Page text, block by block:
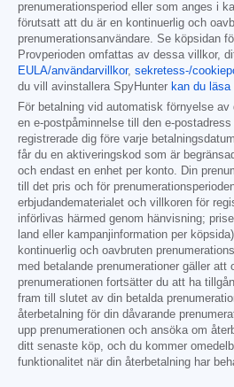
prenumerationsperiod eller som anges i
förutsatt att du är en kontinuerlig och
prenumerationsanvändare. Se köpsidan
Provperioden omfattas av dessa villkor,
EULA/användarvillkor, sekretess-/
du vill avinstallera SpyHunter kan du läsa
För betalning vid automatisk förnyelse
en e-postpåminnelse till den e-
registrerade dig före varje
får du en aktiveringskod som är
och endast en enhet per konto. Din
till det pris och för
erbjudandematerialet och villkoren för
införlivas härmed genom hänvisning;
land eller kampanjinformation per
kontinuerlig och oavbruten
med betalande prenumerationer gäller att
prenumerationen fortsätter du att ha
fram till slutet av din betalda
återbetalning för din dåvarande
upp prenumerationen och ansöka om
ditt senaste köp, och du kommer
funktionalitet när din återbetalning har